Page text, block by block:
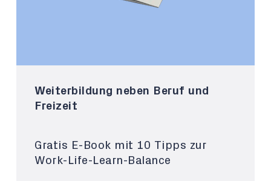
Weiterbildung neben Beruf und
Freizeit
Gratis E-Book mit 10 Tipps zur
Work-Life-Learn-Balance